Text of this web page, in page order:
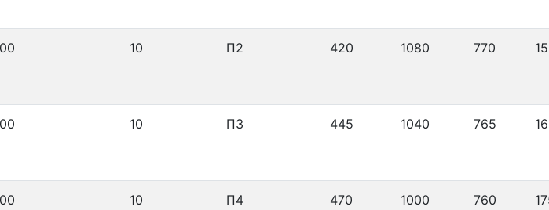
10 П2 420 1080 770
10 П3 445 1040 765
10 П4 470 1000 760